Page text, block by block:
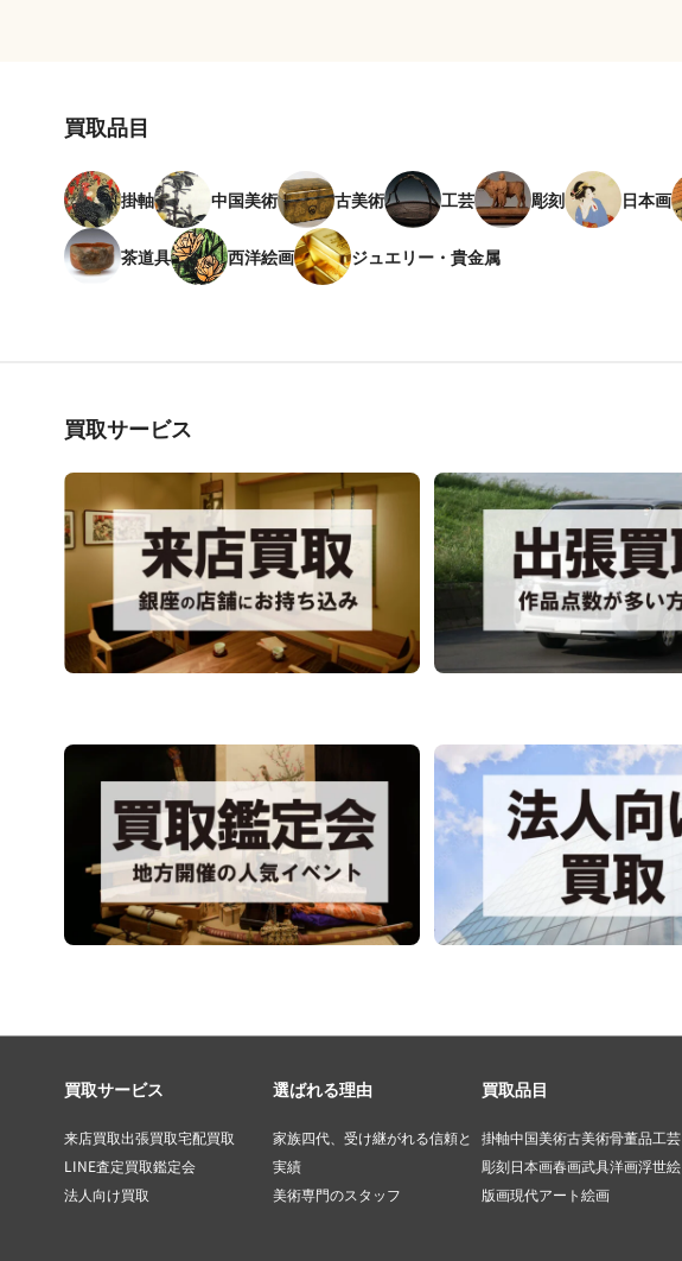
買取品目
掛軸 中国美術 古美術 工芸 彫刻 日本画
茶道具 西洋絵画 ジュエリー・貴金属
買取サービス
買取サービス
来店買取出張買取宅配買取
LINE査定買取鑑定会
法人向け買取
選ばれる理由
家族四代、受け継がれる信頼と
実績
美術専門のスタッフ
買取品目
掛軸中国美術古美術骨董品工芸
彫刻日本画春画武具洋画浮世絵
版画現代アート絵画